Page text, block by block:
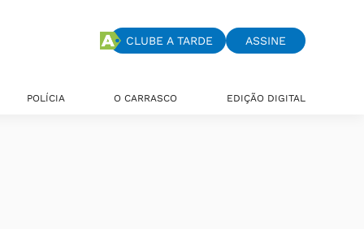
CLUBE A TARDE ASSINE
POLÍCIA O CARRASCO EDIÇÃO DIGITAL